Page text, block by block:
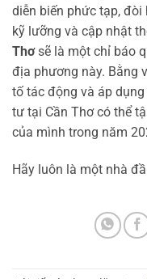
diễn biến phức tạp,
kỹ lưỡng và cập nhật
Thơsẽ là một chỉ báo
địa phương này. Bằng
tố tác động và áp
tư tại Cần Thơ có thể
của mình trong năm
Hãy luôn là một nhà